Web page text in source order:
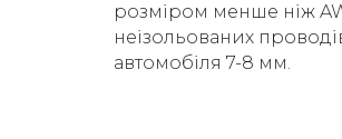
розміром менше ніж
неізольованих
автомобіля 7-8 мм.